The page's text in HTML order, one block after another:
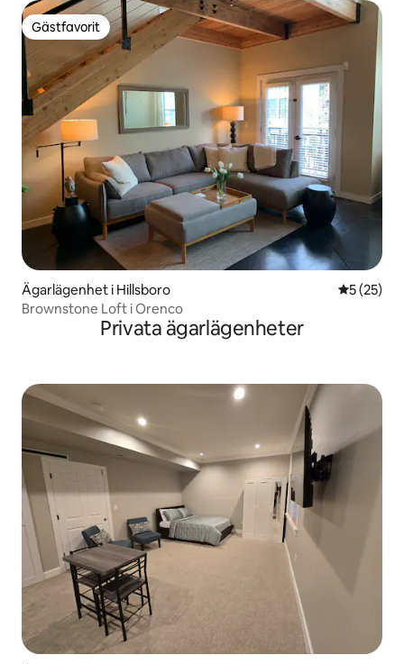
Gästfavorit
Gästfavorit
Ägarlägenhet i Hillsboro 5 av 5 i
5 (25)
Brownstone Loft i Orenco
Privata ägarlägenheter